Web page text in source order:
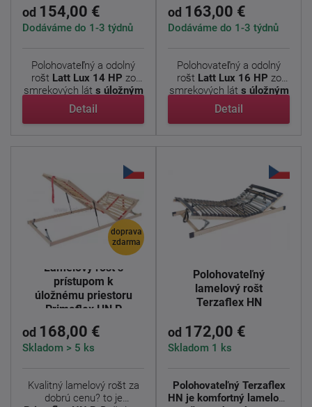
od 154,00 €
Dodáváme do 1-3 týdnů
Polohovateľný a odolný
rošt Latt Lux 14 HP zo
smrekových lát s úložným
...
Detail
od 163,00 €
Dodáváme do 1-3 týdnů
Polohovateľný a odolný
rošt Latt Lux 16 HP zo
smrekových lát s úložným
...
Detail
doprava
zdarma
Lamelový rošt s
prístupom k
úložnému priestoru
Primaflex HN P
od 168,00 €
Skladom > 5 ks
Kvalitný lamelový rošt za
dobrú cenu? to je
Polohovateľný
lamelový rošt
Terzaflex HN
od 172,00 €
Skladom 1 ks
Polohovateľný Terzaflex
HN je komfortný lamelový